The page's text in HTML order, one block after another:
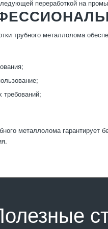
переработкой на
трубного металлолома
требований;
металлолома гарантирует